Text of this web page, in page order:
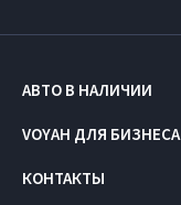
АВТО В НАЛИЧИИ
VOYAH ДЛЯ БИЗНЕСА
КОНТАКТЫ